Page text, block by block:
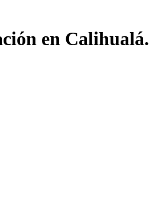
en Calihualá.